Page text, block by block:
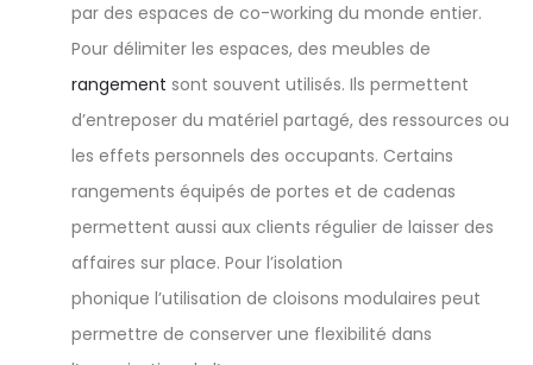
par des espaces de co-working du monde entier.
Pour délimiter les espaces, des meubles de
rangement sont souvent utilisés. Ils permettent
d’entreposer du matériel partagé, des ressources ou
les effets personnels des occupants. Certains
rangements équipés de portes et de cadenas
permettent aussi aux clients régulier de laisser des
affaires sur place. Pour l’isolation
phonique l’utilisation de cloisons modulaires peut
permettre de conserver une flexibilité dans